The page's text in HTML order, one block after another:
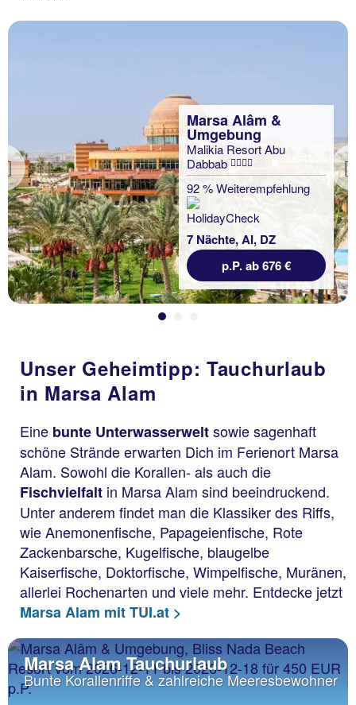
Previous
Marsa Alâm &
Umgebung
Malikia Resort Abu
Dabbab
92 % Weiterempfehlung
7 Nächte, AI, DZ
p.P. ab 676 €
Unser Geheimtipp: Tauchurlaub
in Marsa Alam
Eine bunte Unterwasserweltsowie sagenhaft
schöne Strände erwarten Dich im Ferienort Marsa
Alam. Sowohl die Korallen- als auch die
Fischvielfalt in Marsa Alam sind beeindruckend.
Unter anderem findet man die Klassiker des Riffs,
wie Anemonenfische, Papageienfische, Rote
Zackenbarsche, Kugelfische, blaugelbe
Kaiserfische, Doktorfische, Wimpelfische, Muränen,
allerlei Rochenarten und viele mehr. Entdecke jetzt
Marsa Alam mit TUI.at >
Marsa Alam Tauchurlaub
Bunte Korallenriffe & zahlreiche Meeresbewohner